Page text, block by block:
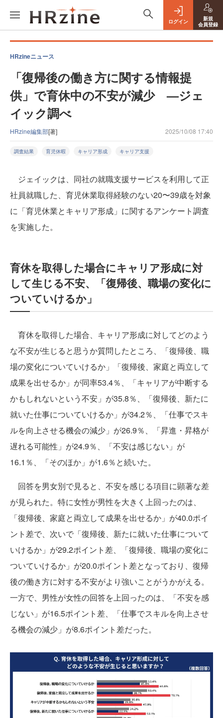
ログイン
新規
会員登録
HRzineニュース
「復帰後の働き方に関する情報提
供」で育休中の不安が減少 —ジェ
イック調べ
HRzine編集部[著] 2025/10/08 17:40
調査結果 育児休暇 キャリア形成 キャリア支援
ジェイックは、同社の就職支援サービスを利用して正
社員就職した、育児休業取得経験のない20〜39歳を対象
に「育児休業とキャリア形成」に関するアンケート調査
を実施した。
育休を取得した場合にキャリア形成に対
して生じる不安、「復帰後、職場の変化に
ついていけるか」
育休を取得した場合、キャリア形成に対してどのよう
な不安が生じると思うか質問したところ、「復帰後、職
場の変化についていけるか」「復帰後、家庭と両立して
成果を出せるか」が同率53.4％、「キャリアが中断する
かもしれないという不安」が35.8％、「復帰後、新たに
就いた仕事についていけるか」が34.2％、「仕事でスキ
ルを向上させる機会の減少」が26.9％、「昇進・昇格が
遅れる可能性」が24.9％、「不安は感じない」が
16.1％、「そのほか」が1.6％と続いた。
回答を男女別で見ると、不安を感じる項目に顕著な差
が見られた。特に女性が男性を大きく上回ったのは、
「復帰後、家庭と両立して成果を出せるか」が40.0ポイ
ント差で、次いで「復帰後、新たに就いた仕事について
いけるか」が29.2ポイント差、「復帰後、職場の変化に
ついていけるか」が20.0ポイント差となっており、復帰
後の働き方に対する不安がより強いことがうかがえる。
一方で、男性が女性の回答を上回ったのは、「不安を感
じない」が16.5ポイント差、「仕事でスキルを向上させ
る機会の減少」が8.6ポイント差だった。